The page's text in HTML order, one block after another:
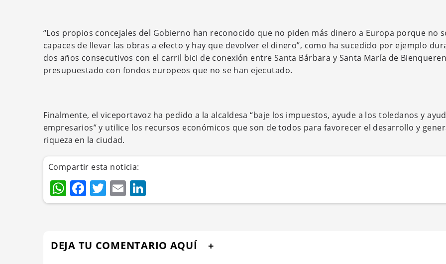
“Los propios concejales del Gobierno han reconocido que no piden más dinero a Europa porque no
capaces de llevar las obras a efecto y hay que devolver el dinero”, como ha sucedido por ejemplo
dos años consecutivos con el carril bici de conexión entre Santa Bárbara y Santa María de
presupuestado con fondos europeos que no se han ejecutado.
Finalmente, el viceportavoz ha pedido a la alcaldesa “baje los impuestos, ayude a los toledanos y
empresarios” y utilice los recursos económicos que son de todos para favorecer el desarrollo y
riqueza en la ciudad.
Compartir esta noticia:
WhatsApp
Facebook
Twitter
Email
DEJA TU COMENTARIO AQUÍ